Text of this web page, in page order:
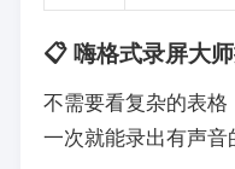
📋 嗨格式录屏大
不需要看复杂的表
一次就能录出有声音